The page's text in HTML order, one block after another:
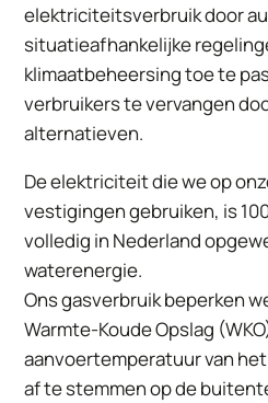
elektriciteitsverbruik door
situatieafhankelijke
klimaatbeheersing toe te
verbruikers te vervangen
alternatieven.
De elektriciteit die we op
vestigingen gebruiken, is
volledig in Nederland
waterenergie.
Ons gasverbruik beperken
Warmte-Koude Opslag
aanvoertemperatuur van
af te stemmen op de